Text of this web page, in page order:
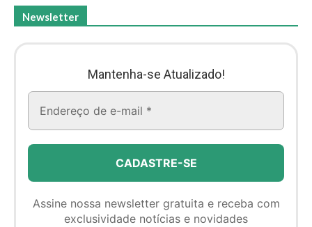
Newsletter
Mantenha-se Atualizado!
Assine nossa newsletter gratuita e receba com
exclusividade notícias e novidades